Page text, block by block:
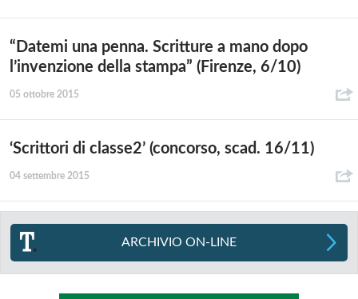
“Datemi una penna. Scritture a mano dopo
l’invenzione della stampa” (Firenze, 6/10)
05 ottobre 2015
‘Scrittori di classe2’ (concorso, scad. 16/11)
04 settembre 2015
ARCHIVIO ON-LINE